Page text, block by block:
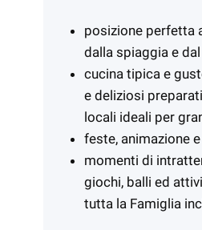
posizione perfetta
dalla spiaggia e
cucina tipica e
e deliziosi
locali ideali per
feste, animazione
momenti di
giochi, balli ed
tutta la Famiglia